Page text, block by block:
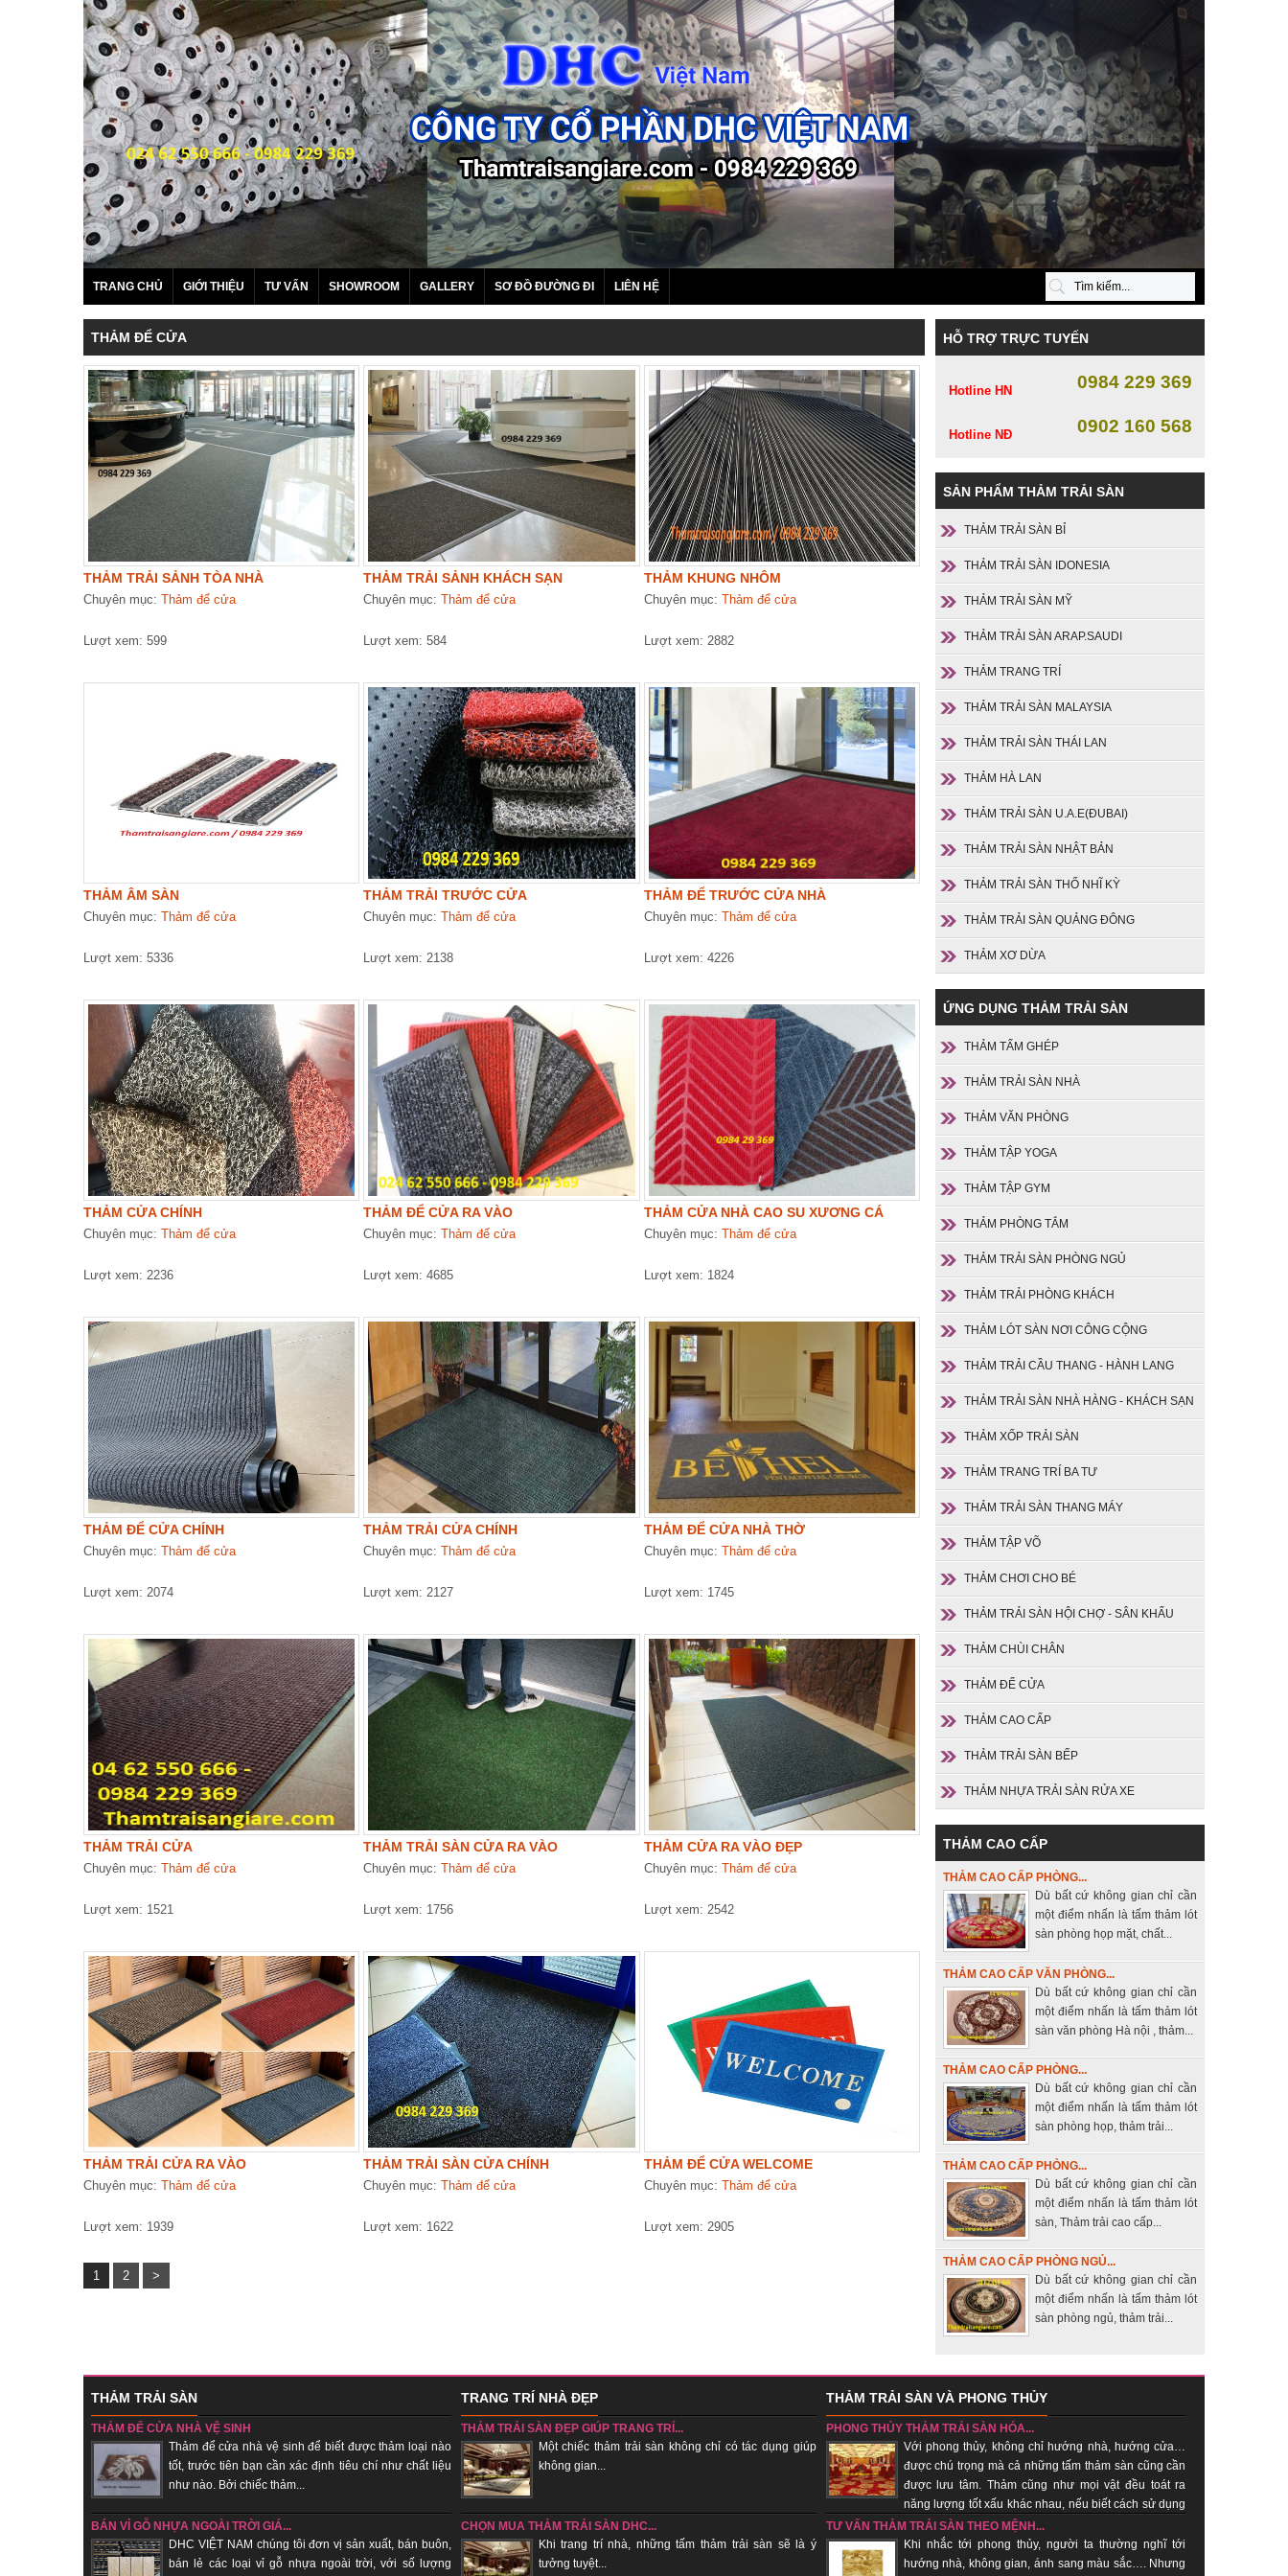
TRANG CHỦ GIỚI THIỆU TƯ VẤN SHOWROOM GALLERY SƠ ĐỒ ĐƯỜNG ĐI LIÊN HỆ
THẢM ĐỂ CỬA
THẢM TRẢI SẢNH TÒA NHÀ
Chuyên mục: Thảm để cửa
Lượt xem: 599
THẢM TRẢI SẢNH KHÁCH SẠN
Chuyên mục:Thảm để cửa
Lượt xem: 584
THẢM KHUNG NHÔM
Chuyên mục: Thảm để cửa
Lượt xem: 2882
THẢM ÂM SÀN
Chuyên mục: Thảm để cửa
Lượt xem: 5336
THẢM TRẢI TRƯỚC CỬA
Chuyên mục:Thảm để cửa
Lượt xem: 2138
THẢM ĐỂ TRƯỚC CỬA NHÀ
Chuyên mục: Thảm để cửa
Lượt xem: 4226
THẢM CỬA CHÍNH
Chuyên mục: Thảm để cửa
Lượt xem: 2236
THẢM ĐỂ CỬA RA VÀO
Chuyên mục:Thảm để cửa
Lượt xem: 4685
THẢM CỬA NHÀ CAO SU XƯƠNG CÁ
Chuyên mục: Thảm để cửa
Lượt xem: 1824
THẢM ĐỂ CỬA CHÍNH
Chuyên mục: Thảm để cửa
Lượt xem: 2074
THẢM TRẢI CỬA CHÍNH
Chuyên mục:Thảm để cửa
Lượt xem: 2127
THẢM ĐỂ CỬA NHÀ THỜ
Chuyên mục: Thảm để cửa
Lượt xem: 1745
THẢM TRẢI CỬA
Chuyên mục: Thảm để cửa
Lượt xem: 1521
THẢM TRẢI SÀN CỬA RA VÀO
Chuyên mục:Thảm để cửa
Lượt xem: 1756
THẢM CỬA RA VÀO ĐẸP
Chuyên mục: Thảm để cửa
Lượt xem: 2542
THẢM TRẢI CỬA RA VÀO
Chuyên mục: Thảm để cửa
Lượt xem: 1939
THẢM TRẢI SÀN CỬA CHÍNH
Chuyên mục:Thảm để cửa
Lượt xem: 1622
THẢM ĐỂ CỬA WELCOME
Chuyên mục: Thảm để cửa
Lượt xem: 2905
1 2 >
HỖ TRỢ TRỰC TUYẾN
Hotline HN 0984 229 369
Hotline NĐ 0902 160 568
SẢN PHẨM THẢM TRẢI SÀN
THẢM TRẢI SÀN BỈ
THẢM TRẢI SÀN IDONESIA
THẢM TRẢI SÀN MỸ
THẢM TRẢI SÀN ARAP.SAUDI
THẢM TRANG TRÍ
THẢM TRẢI SÀN MALAYSIA
THẢM TRẢI SÀN THÁI LAN
THẢM HÀ LAN
THẢM TRẢI SÀN U.A.E(ĐUBAI)
THẢM TRẢI SÀN NHẬT BẢN
THẢM TRẢI SÀN THỔ NHĨ KỲ
THẢM TRẢI SÀN QUẢNG ĐÔNG
THẢM XƠ DỪA
ỨNG DỤNG THẢM TRẢI SÀN
THẢM TẤM GHÉP
THẢM TRẢI SÀN NHÀ
THẢM VĂN PHÒNG
THẢM TẬP YOGA
THẢM TẬP GYM
THẢM PHÒNG TẮM
THẢM TRẢI SÀN PHÒNG NGỦ
THẢM TRẢI PHÒNG KHÁCH
THẢM LÓT SÀN NƠI CÔNG CỘNG
THẢM TRẢI CẦU THANG - HÀNH LANG
THẢM TRẢI SÀN NHÀ HÀNG - KHÁCH SẠN
THẢM XỐP TRẢI SÀN
THẢM TRANG TRÍ BA TƯ
THẢM TRẢI SÀN THANG MÁY
THẢM TẬP VÕ
THẢM CHƠI CHO BÉ
THẢM TRẢI SÀN HỘI CHỢ - SÂN KHẤU
THẢM CHÙI CHÂN
THẢM ĐỂ CỬA
THẢM CAO CẤP
THẢM TRẢI SÀN BẾP
THẢM NHỰA TRẢI SÀN RỬA XE
THẢM CAO CẤP
THẢM CAO CẤP PHÒNG...
Dù bất cứ không gian chỉ cần
một điểm nhấn là tấm thảm lót
sàn phòng họp mặt, chất...
THẢM CAO CẤP VĂN PHÒNG...
Dù bất cứ không gian chỉ cần
một điểm nhấn là tấm thảm lót
sàn văn phòng Hà nội , thảm...
THẢM CAO CẤP PHÒNG...
Dù bất cứ không gian chỉ cần
một điểm nhấn là tấm thảm lót
sàn phòng họp, thảm trải...
THẢM CAO CẤP PHÒNG...
Dù bất cứ không gian chỉ cần
một điểm nhấn là tấm thảm lót
sàn, Thảm trải cao cấp...
THẢM CAO CẤP PHÒNG NGỦ...
Dù bất cứ không gian chỉ cần
một điểm nhấn là tấm thảm lót
sàn phòng ngủ, thảm trải...
THẢM TRẢI SÀN
THẢM ĐỂ CỬA NHÀ VỆ SINH
Thảm để cửa nhà vệ sinh để biết được thảm loại nào
tốt, trước tiên bạn cần xác định tiêu chí như chất liệu
như nào. Bởi chiếc thảm...
BÁN VỈ GỖ NHỰA NGOÀI TRỜI GIÁ...
DHC VIỆT NAM chúng tôi đơn vị sản xuất, bán buôn,
bán lẻ các loại vỉ gỗ nhựa ngoài trời, với số lượng
TRANG TRÍ NHÀ ĐẸP
THẢM TRẢI SÀN ĐẸP GIÚP TRANG TRÍ...
Một chiếc thảm trải sàn không chỉ có tác dụng giúp
không gian...
CHỌN MUA THẢM TRẢI SÀN DHC...
Khi trang trí nhà, những tấm thảm trải sàn sẽ là ý
tưởng tuyệt...
THẢM TRẢI SÀN VÀ PHONG THỦY
PHONG THỦY THẢM TRẢI SÀN HÓA...
Với phong thủy, không chỉ hướng nhà, hướng cửa…
được chú trọng mà cả những tấm thảm sàn cũng cần
được lưu tâm. Thảm cũng như mọi vật đều toát ra
năng lượng tốt xấu khác nhau, nếu biết cách sử dụng
sẽ tụ khí tốt, xua khí xấu....
TƯ VẤN THẢM TRẢI SÀN THEO MỆNH...
Khi nhắc tới phong thủy, người ta thường nghĩ tới
hướng nhà, không gian, ánh sang màu sắc…. Nhưng